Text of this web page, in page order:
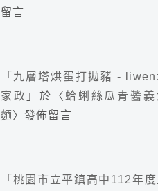
留言
「 九層塔烘蛋打拋豬 - liwen
家政 」於〈 蛤蜊絲瓜青醬義
麵〉發佈留言
「 桃園市立平鎮高中112年